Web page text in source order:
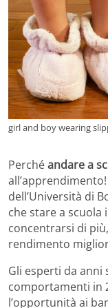
girl and boy wearing
Perchéandare a
dell’Università di
che stare a scuola
concentrarsi di
rendimento
Gli esperti da
comportamenti in
l’opportunità ai